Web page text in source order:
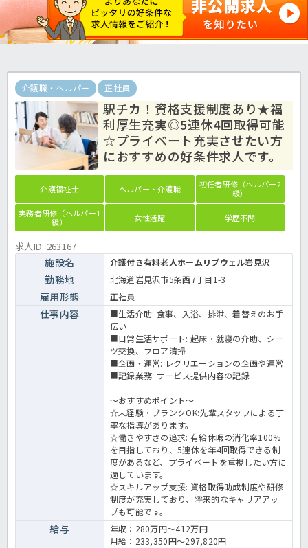
介護職・ヘルパー 正社員
駅チカ！資格支援制度あり★福
利厚生充実◎5連休4回取得可能
☆プライベート充実させたい方
におすすめの好条件求人です。
介護福祉士 ヘルパー・介護職
初任者研修（ヘルパー2
級）
実務者研修（ヘルパー1
級）
女性活躍 学歴不問
求人ID: 263167
施設名 介護付き有料老人ホームリブウェル岩見沢
勤務地 北海道岩見沢市5条西7丁目1-3
雇用形態 正社員
仕事内容
■生活介助: 食事、入浴、排泄、着替えのお手
伝い
■日常生活サポート: 起床・就寝の介助、シー
ツ交換、フロア清掃
■企画・運営: レクリエーションの企画や運営
■記録業務: サービス提供内容の記録
～おすすめポイント～
☆未経験・ブランクOK:先輩スタッフによる丁
寧な指導があります。
☆働きやすさの追求: 有給休暇の消化率100%
を目指しており、5連休を年4回取得できる制
度があるなど、プライベートを重視したい方に
適しています。
☆スキルアップ支援: 資格取得助成制度や研修
制度が充実しており、将来的なキャリアアッ
プも可能です。
給与
年収：280万円～412万円
月給：233,350円～297,820円